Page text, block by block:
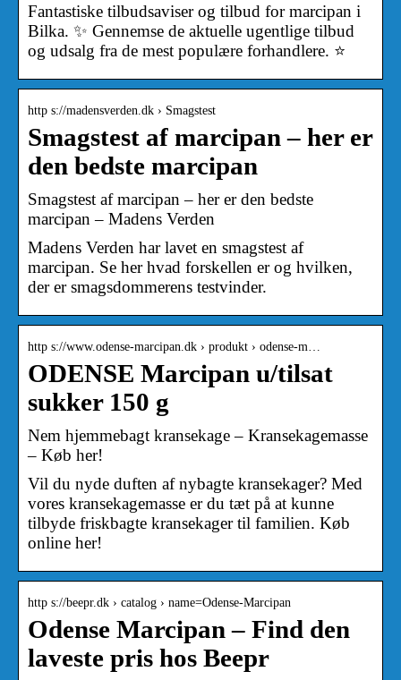
Fantastiske tilbudsaviser og tilbud for marcipan i
Bilka. ✨ Gennemse de aktuelle ugentlige tilbud
og udsalg fra de mest populære forhandlere. ⭐
http s://madensverden.dk › Smagstest
Smagstest af marcipan – her er
den bedste marcipan
Smagstest af marcipan – her er den bedste
marcipan – Madens Verden
Madens Verden har lavet en smagstest af
marcipan. Se her hvad forskellen er og hvilken,
der er smagsdommerens testvinder.
http s://www.odense-marcipan.dk › produkt › odense-m…
ODENSE Marcipan u/tilsat
sukker 150 g
Nem hjemmebagt kransekage – Kransekagemasse
– Køb her!
Vil du nyde duften af nybagte kransekager? Med
vores kransekagemasse er du tæt på at kunne
tilbyde friskbagte kransekager til familien. Køb
online her!
http s://beepr.dk › catalog › name=Odense-Marcipan
Odense Marcipan – Find den
laveste pris hos Beepr